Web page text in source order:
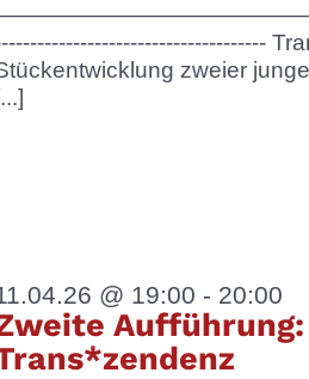
zweier
@ 19:00 - 20:00
Aufführung: